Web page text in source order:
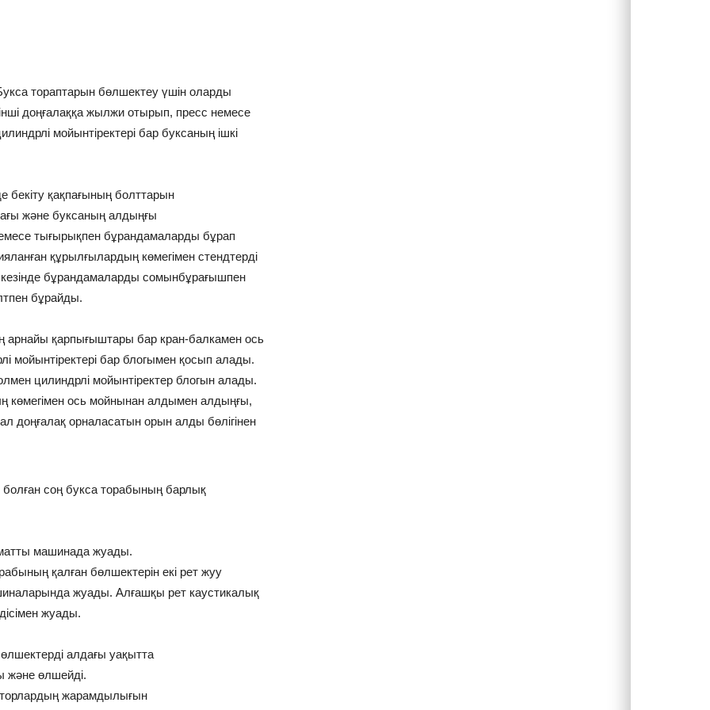
тораптарын бөлшектеу үшін оларды
доңғалаққа жылжи отырып, пресс немесе
мойынтіректері бар буксаның ішкі
бекіту қақпағының болттарын
және буксаның алдыңғы
тығырықпен бұрандамаларды бұрап
құрылғылардың көмегімен стендтерді
бұрандамаларды сомынбұрағышпен
бұрайды.
арнайы қарпығыштары бар кран-балкамен ось
мойынтіректері бар блогымен қосып алады.
цилиндрлі мойынтіректер блогын алады.
көмегімен ось мойнынан алдымен алдыңғы,
доңғалақ орналасатын орын алды бөлігінен
соң букса торабының барлық
машинада жуады.
қалған бөлшектерін екі рет жуу
жуады. Алғашқы рет каустикалық
жуады.
алдағы уақытта
және өлшейді.
жарамдылығын